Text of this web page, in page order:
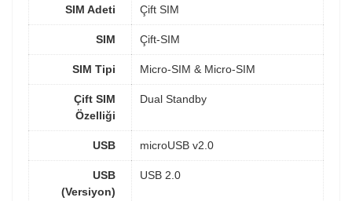
SIM Adeti Çift SIM
SIM Çift-SIM
SIM Tipi Micro-SIM & Micro-SIM
Çift SIM
Özelliği
Dual Standby
USB microUSB v2.0
USB
(Versiyon)
USB 2.0